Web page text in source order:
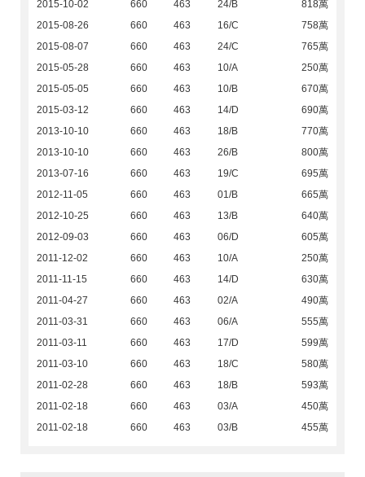
2015-10-02 660 463 24/B
818萬
2015-08-26
660 463 16/C
758萬
2015-08-07
660 463 24/C
765萬
2015-05-28
660 463 10/A
250萬
2015-05-05
660 463 10/B
670萬
2015-03-12
660 463 14/D
690萬
2013-10-10
660 463 18/B
770萬
2013-10-10
660 463 26/B
800萬
2013-07-16
660 463 19/C
695萬
2012-11-05
660 463 01/B
665萬
2012-10-25
660 463 13/B
640萬
2012-09-03
660 463 06/D
605萬
2011-12-02
660 463 10/A
250萬
2011-11-15
660 463 14/D
630萬
2011-04-27
660 463 02/A
490萬
2011-03-31
660 463 06/A
555萬
2011-03-11
660 463 17/D
599萬
2011-03-10
660 463 18/C
580萬
2011-02-28
660 463 18/B
593萬
2011-02-18
660 463 03/A
450萬
2011-02-18
660 463 03/B 455萬